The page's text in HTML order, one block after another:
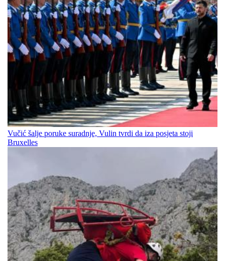
Vučić šalje poruke suradnje, Vulin tvrdi da iza posjeta stoji
Bruxelles